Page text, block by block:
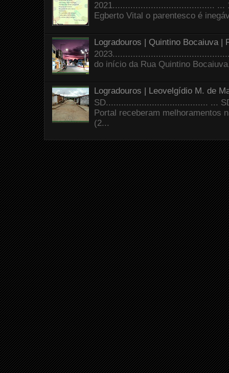
2021........................................ ...
Egberto Vital o parentesco é
Logradouros | Quintino Bocaiuva |
do início da Rua Quintino
Logradouros | Leovelgídio M. de
SD........................................ ...
Portal receberam melhoramentos
(2...